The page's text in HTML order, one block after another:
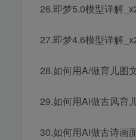
26.即梦5.0模型详解
27.即梦4.6模型详解
28.如何用A/做育儿图
29.如何用Al做古风育
30.如何用Al做古诗画